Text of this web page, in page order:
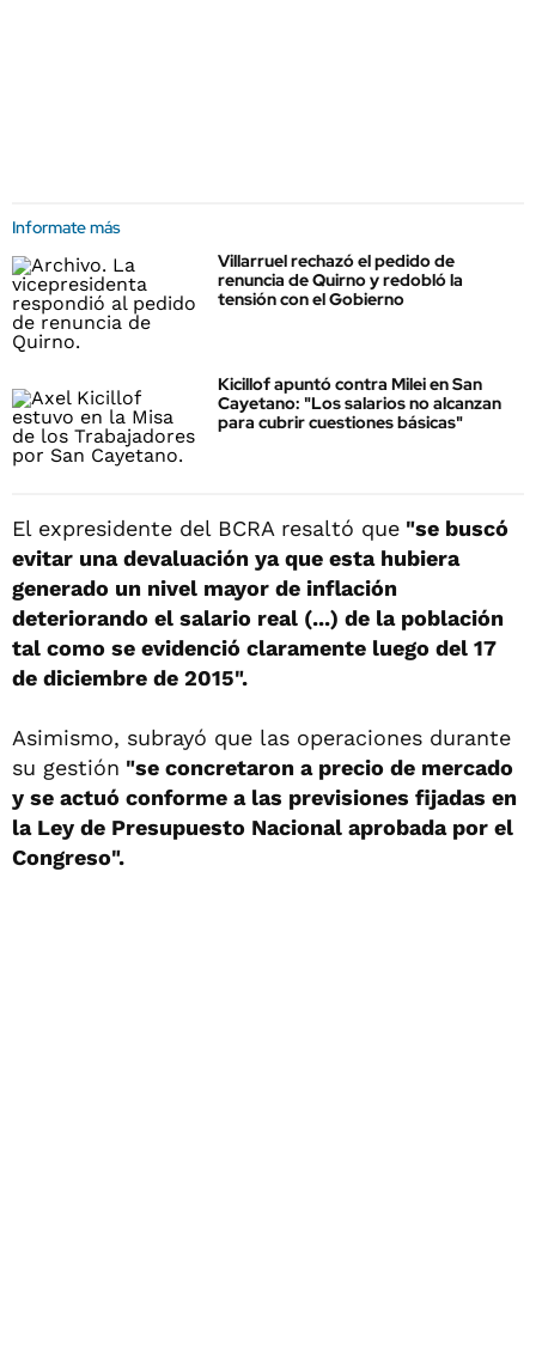
Informate más
Villarruel rechazó el pedido de
renuncia de Quirno y redobló la
tensión con el Gobierno
Kicillof apuntó contra Milei en San
Cayetano: "Los salarios no alcanzan
para cubrir cuestiones básicas"
El expresidente del BCRA resaltó que "se buscó
evitar una devaluación ya que esta hubiera
generado un nivel mayor de inflación
deteriorando el salario real (...) de la población
tal como se evidenció claramente luego del 17
de diciembre de 2015".
Asimismo, subrayó que las operaciones durante
su gestión "se concretaron a precio de mercado
y se actuó conforme a las previsiones fijadas en
la Ley de Presupuesto Nacional aprobada por el
Congreso".